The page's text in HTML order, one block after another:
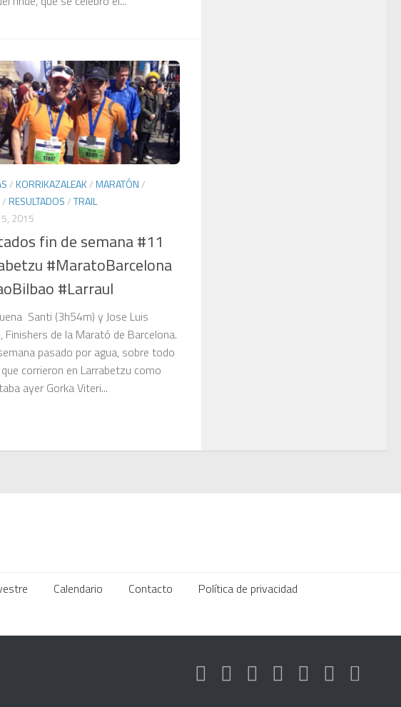
/KORRIKAZALEAK/MARATÓN/
/RESULTADOS/TRAIL
2015
fin de semana #11
#MaratoBarcelona
#Larraul
Santi (3h54m) y Jose Luis
Finishers de la Marató de Barcelona.
pasado por agua, sobre todo
corrieron en Larrabetzu como
ayer Gorka Viteri...
Calendario Contacto
Política de privacidad